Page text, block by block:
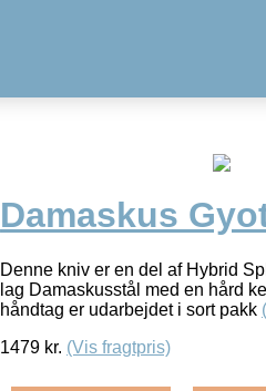
Damaskus
Denne kniv er en del af Hybrid
lag Damaskusstål med en hård
håndtag er udarbejdet i sort pakk
1479 kr. (Vis fragtpris)